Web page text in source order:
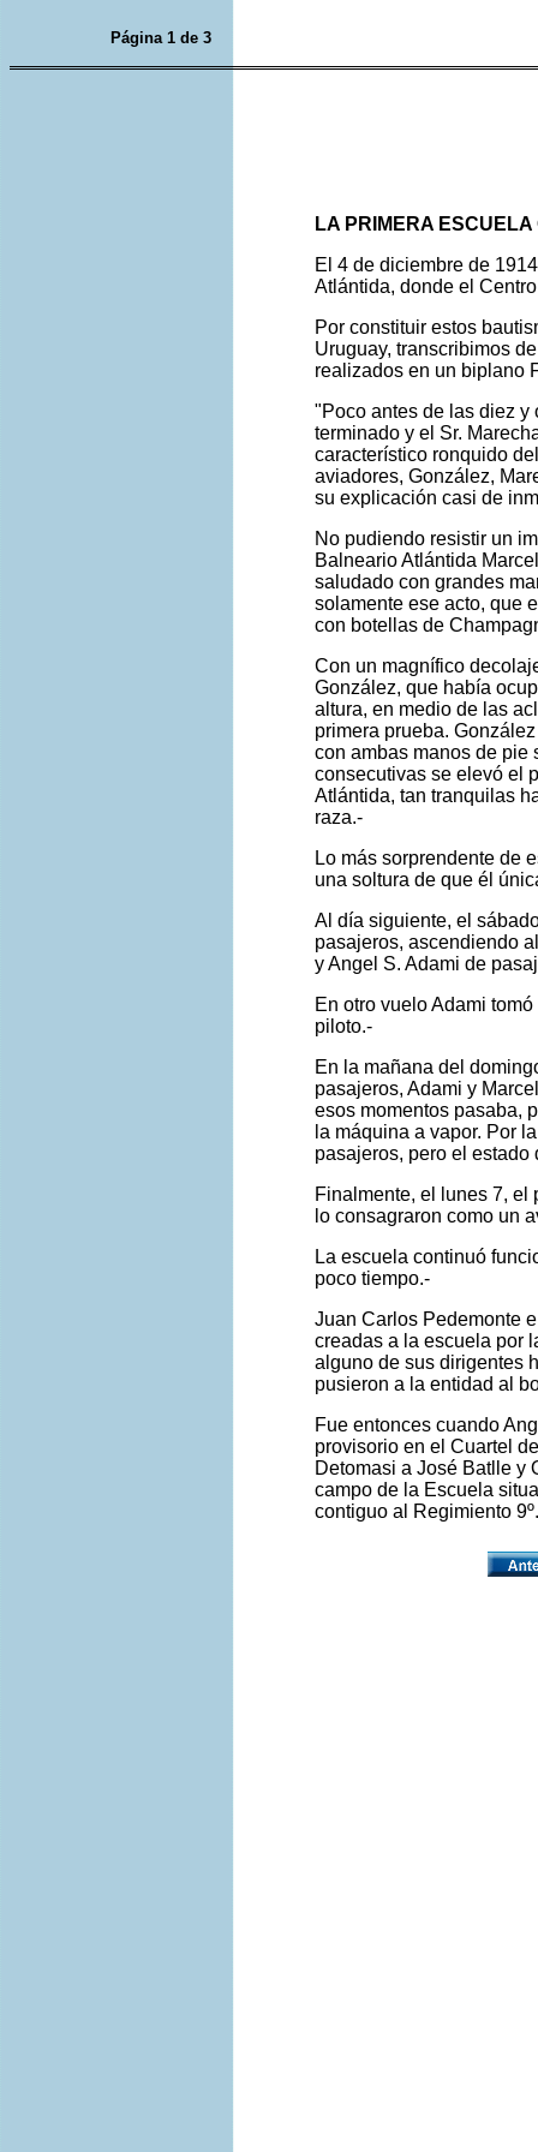
Página 1 de 3
LA PRIMERA
El 4 de diciembre de
Atlántida, donde el
Por constituir estos
Uruguay, transcribimos
realizados en un biplano
"Poco antes de las diez y
terminado y el Sr.
característico ronquido
aviadores, González,
su explicación casi de
No pudiendo resistir un
Balneario Atlántida
saludado con grandes
solamente ese acto, que
con botellas de
Con un magnífico
González, que había
altura, en medio de las
primera prueba.
con ambas manos de pie
consecutivas se elevó el
Atlántida, tan tranquilas
raza.-
Lo más sorprendente de
una soltura de que él
Al día siguiente, el
pasajeros, ascendiendo
y Angel S. Adami de
En otro vuelo Adami
piloto.-
En la mañana del
pasajeros, Adami y
esos momentos pasaba,
la máquina a vapor. Por
pasajeros, pero el
Finalmente, el lunes 7,
lo consagraron como un
La escuela continuó
poco tiempo.-
Juan Carlos Pedemonte
creadas a la escuela por
alguno de sus dirigentes
pusieron a la entidad al
Fue entonces cuando
provisorio en el Cuartel
Detomasi a José Batlle y
campo de la Escuela
contiguo al Regimiento